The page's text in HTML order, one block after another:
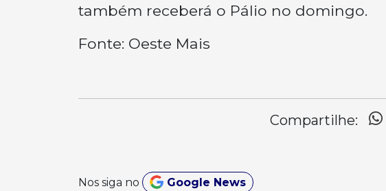
também receberá o Pálio no domingo.
Fonte: Oeste Mais
Compartilhe:
Nos siga no Google News